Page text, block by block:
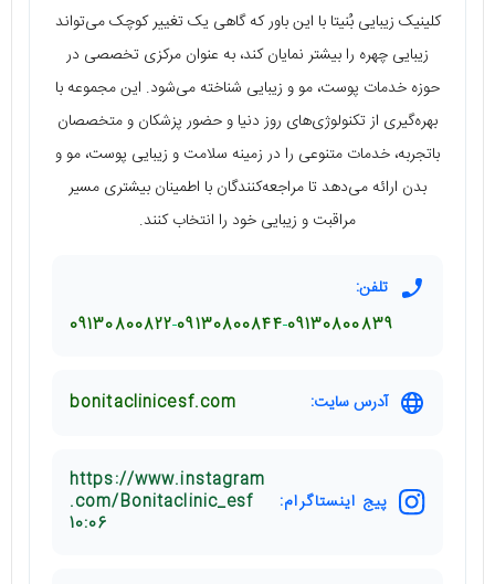
کلینیک زیبایی بُنیتا با این باور که گاهی یک تغییر کوچک می‌تواند
زیبایی چهره را بیشتر نمایان کند، به عنوان مرکزی تخصصی در
حوزه خدمات پوست، مو و زیبایی شناخته می‌شود. این مجموعه با
بهره‌گیری از تکنولوژی‌های روز دنیا و حضور پزشکان و متخصصان
باتجربه، خدمات متنوعی را در زمینه سلامت و زیبایی پوست، مو و
بدن ارائه می‌دهد تا مراجعه‌کنندگان با اطمینان بیشتری مسیر
مراقبت و زیبایی خود را انتخاب کنند.
تلفن:
09130800839
09130800844
09130800822
آدرس سایت: bonitaclinicesf.com
پیج اینستاگرام:
https://www.instagram
.com/Bonitaclinic_esf
10:06